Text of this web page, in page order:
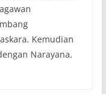
Kemudian
Narayana.